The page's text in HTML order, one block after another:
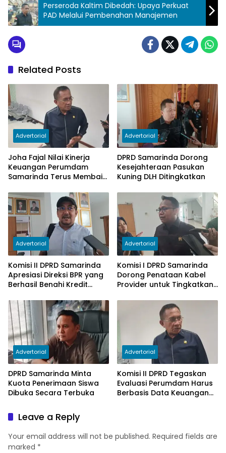
Perseroda Kaltim Dibedah: Upaya Perkuat
PAD Melalui Pembenahan Manajemen
Related Posts
Advertorial
Joha Fajal Nilai Kinerja
Keuangan Perumdam
Samarinda Terus Membaik,
Subsidi Berkurang
Advertorial
DPRD Samarinda Dorong
Kesejahteraan Pasukan
Kuning DLH Ditingkatkan
Advertorial
Komisi II DPRD Samarinda
Apresiasi Direksi BPR yang
Berhasil Benahi Kredit
Advertorial
Komisi I DPRD Samarinda
Dorong Penataan Kabel
Provider untuk Tingkatkan
Advertorial
DPRD Samarinda Minta
Kuota Penerimaan Siswa
Dibuka Secara Terbuka
Advertorial
Komisi II DPRD Tegaskan
Evaluasi Perumdam Harus
Berbasis Data Keuangan
Leave a Reply
Your email address will not be published. Required fields are
marked *